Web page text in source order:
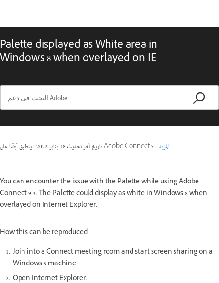
Palette displayed as White area in
Windows 8 when overlayed on IE
تاريخ آخر تحديث18 يناير 2022 | ينطبق أيضًا على Adobe Connect 9 المزيد
You can encounter the issue with the Palette while using Adobe
Connect 9.3. The Palette could display as white in Windows 8 when
overlayed on Internet Explorer.
How this can be reproduced:
Join into a Connect meeting room and start screen sharing on a
Windows 8 machine
Open Internet Explorer.